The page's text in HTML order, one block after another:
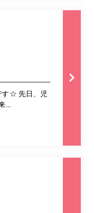
す☆ 先日、児
...